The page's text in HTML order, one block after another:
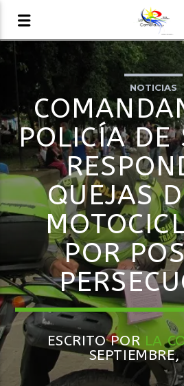
AUDIO EN
LA COMETA, SEÑALES
Audio en Vivo
NOTICIAS
POLICÍA DE
QUEJAS
POR
ESCRITO POR LA